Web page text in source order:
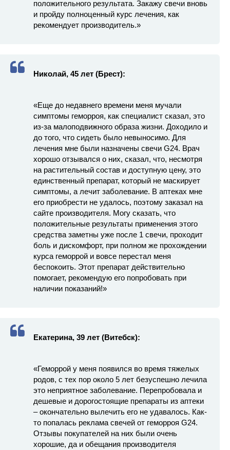
положительного результата. Закажу свечи вновь
и пройду полноценный курс лечения, как
рекомендует производитель.»
Николай, 45 лет (Брест):
«Еще до недавнего времени меня мучали
симптомы геморроя, как специалист сказал, это
из-за малоподвижного образа жизни. Доходило и
до того, что сидеть было невыносимо. Для
лечения мне были назначены свечи G24. Врач
хорошо отзывался о них, сказал, что, несмотря
на растительный состав и доступную цену, это
единственный препарат, который не маскирует
симптомы, а лечит заболевание. В аптеках мне
его приобрести не удалось, поэтому заказал на
сайте производителя. Могу сказать, что
положительные результаты применения этого
средства заметны уже после 1 свечи, проходит
боль и дискомфорт, при полном же прохождении
курса геморрой и вовсе перестал меня
беспокоить. Этот препарат действительно
помогает, рекомендую его попробовать при
наличии показаний!»
Екатерина, 39 лет (Витебск):
«Геморрой у меня появился во время тяжелых
родов, с тех пор около 5 лет безуспешно лечила
это неприятное заболевание. Перепробовала и
дешевые и дорогостоящие препараты из аптеки
– окончательно вылечить его не удавалось. Как-
то попалась реклама свечей от геморроя G24.
Отзывы покупателей на них были очень
хорошие, да и обещания производителя